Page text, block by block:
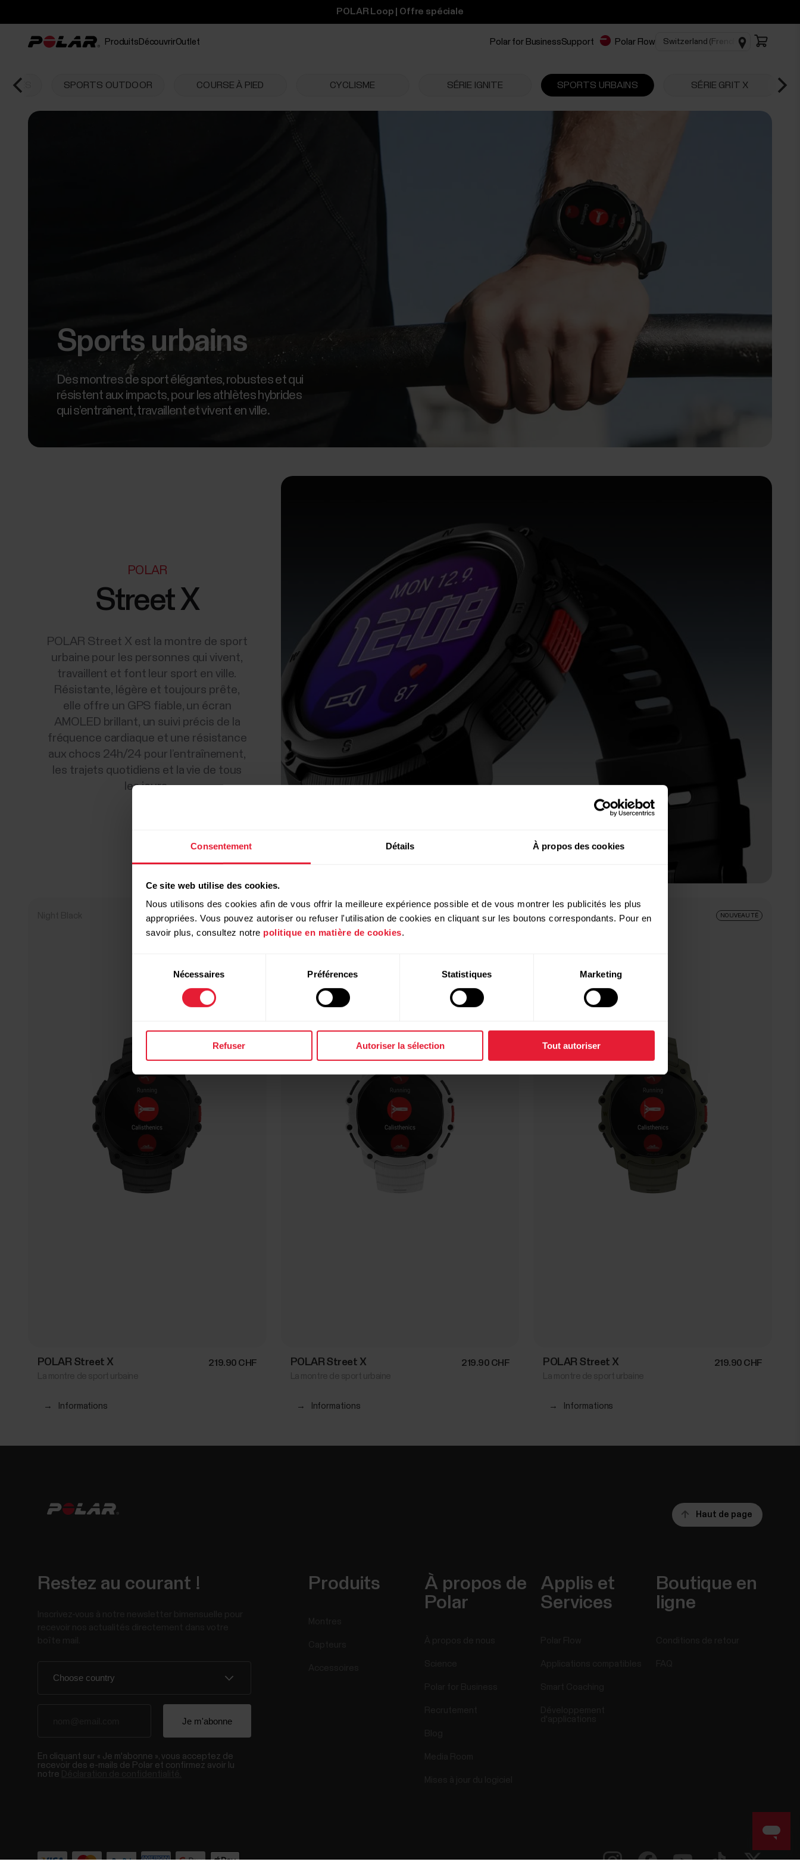
Consentement Détails À propos des cookies
Ce site web utilise des cookies.
Nous utilisons des cookies afin de vous offrir la meilleure expérience possible et de vous montrer les publicités les plus
appropriées. Vous pouvez autoriser ou refuser l'utilisation de cookies en cliquant sur les boutons correspondants. Pour en
savoir plus, consultez notre politique en matière de cookies.
consentement
Nécessaires Préférences Statistiques Marketing
Refuser Autoriser la sélection Tout autoriser
POLAR Loop | Offre spéciale
Produits DécouvrirOutlet Polar for BusinessSupport Polar Flow
SPORTS OUTDOOR COURSE À PIED CYCLISME SÉRIE IGNITE SPORTS URBAINS SÉRIE GRIT X
Sports urbains
Des montres de sport élégantes, robustes et qui
résistent aux impacts, pour les athlètes hybrides
qui s’entraînent, travaillent et vivent en ville.
POLAR
Street X
POLAR Street X est la montre de sport
urbaine pour les personnes qui vivent,
travaillent et font leur sport en ville.
Résistante, légère et toujours prête,
elle offre un GPS fiable, un écran
AMOLED brillant, un suivi précis de la
fréquence cardiaque et une résistance
aux chocs 24h/24 pour l’entraînement,
les trajets quotidiens et la vie de tous
les jours.
NOUVEAUTÉ
POLAR Street X 219.90 CHF
→ Informations
Snow White NOUVEAUTÉ
POLAR Street X 219.90 CHF
→ Informations
Forest Green NOUVEAUTÉ
POLAR Street X 219.90 CHF
→ Informations
Haut de page
Restez au courant !
En cliquant sur « Je m'abonne », vous acceptez de
recevoir des e-mails de Polar et confirmez avoir lu
notre
Produits
À propos de
Polar
Applis et
Services
Boutique en
ligne